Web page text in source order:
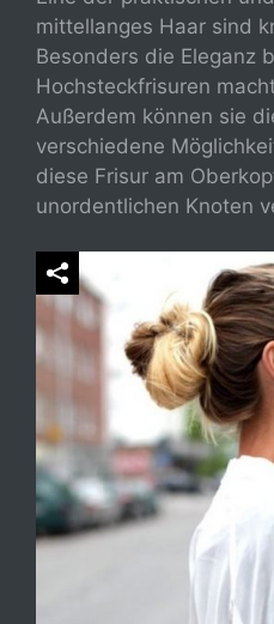
mittellanges Haar sind
Besonders die Eleganz
Hochsteckfrisuren
Außerdem können sie
verschiedene
diese Frisur am
unordentlichen Knoten